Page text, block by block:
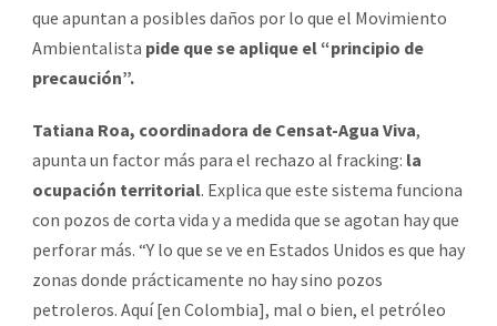
que apuntan a posibles daños por lo que el Movimiento
Ambientalista pide que se aplique el “principio de
precaución”.
Tatiana Roa, coordinadora de Censat-Agua Viva,
apunta un factor más para el rechazo al fracking: la
ocupación territorial. Explica que este sistema funciona
con pozos de corta vida y a medida que se agotan hay que
perforar más. “Y lo que se ve en Estados Unidos es que hay
zonas donde prácticamente no hay sino pozos
petroleros. Aquí [en Colombia], mal o bien, el petróleo